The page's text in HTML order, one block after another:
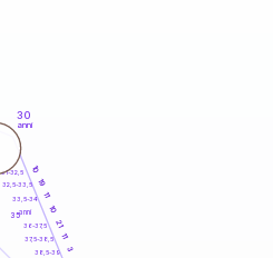
30
anni
31-32,5
32,5-33,5
33,5-34
36-37,5
37,5-38,5
38,5-39
10
19
11
10
21
11
3
35anni